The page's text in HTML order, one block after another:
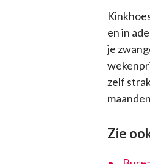
en in
je
zelf
Zie